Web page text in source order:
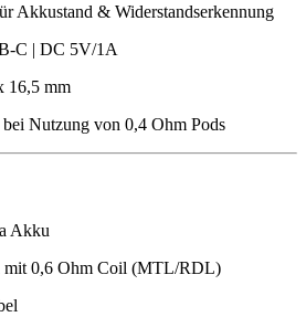
Akkustand & Widerstandserkennung
C | DC 5V/1A
16,5 mm
bei Nutzung von 0,4 Ohm Pods
Akku
mit 0,6 Ohm Coil (MTL/RDL)